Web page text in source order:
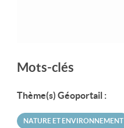
Mots-clés
Thème(s) Géoportail :
NATURE ET ENVIRONNEMENT